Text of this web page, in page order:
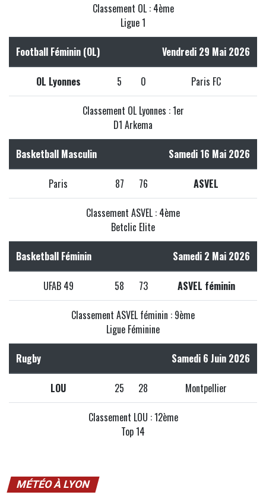
Classement OL : 4ème
Ligue 1
Football Féminin (OL) Vendredi 29 Mai 2026
OL Lyonnes 5 0 Paris FC
Classement OL Lyonnes : 1er
D1 Arkema
Basketball Masculin Samedi 16 Mai 2026
Paris 87 76 ASVEL
Classement ASVEL : 4ème
Betclic Elite
Basketball Féminin Samedi 2 Mai 2026
UFAB 49 58 73 ASVEL féminin
Classement ASVEL féminin : 9ème
Ligue Féminine
Rugby Samedi 6 Juin 2026
LOU 25 28 Montpellier
Classement LOU : 12ème
Top 14
MÉTÉO À LYON